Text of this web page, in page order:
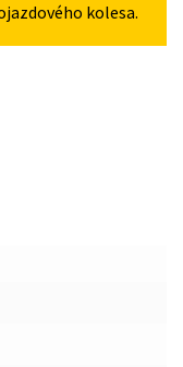
kolesa.